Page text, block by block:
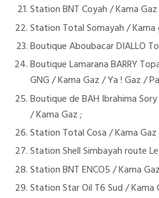
Station BNT Coyah / Kama Gaz
Station Total Somayah / Kama
Boutique Aboubacar DIALLO
Boutique Lamarana BARRY
GNG / Kama Gaz / Ya ! Gaz /
Boutique de BAH Ibrahima
/ Kama Gaz ;
Station Total Cosa / Kama Gaz
Station Shell Simbayah route
Station BNT ENCO5 / Kama
Station Star Oil T6 Sud / Kama